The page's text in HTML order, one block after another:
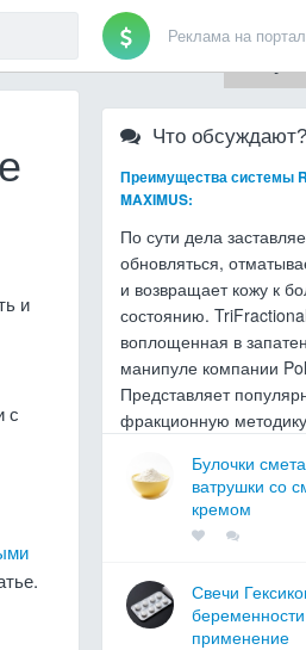
Реклама на
и
с
Что обсуждают?
Преимущества системы
MAXIMUS:
По сути дела
обновляться,
и возвращает кожу к
состоянию.
воплощенная в
манипуле компании
Представляет
фракционную
Булочки
ватрушки со
кремом
Свечи
применение
Для